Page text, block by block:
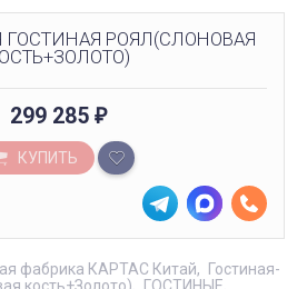
РОЯЛ(СЛОНОВАЯ
299 285 ₽
КУПИТЬ
фабрика КАРТАС Китай
Гостиная-